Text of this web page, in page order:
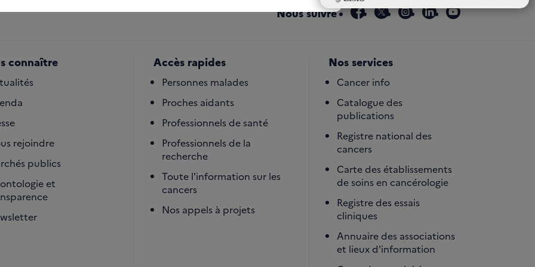
Nous suivre facebook
x instagram
linkedinyoutube
connaître
rejoindre
publics
et
Accès rapides
Personnes malades
Proches aidants
Professionnels de santé
Professionnels de la
recherche
Toute l'information sur les
cancers
Nos appels à projets
Nos services
Cancer info
Catalogue des
publications
Registre national des
cancers
Carte des établissements
de soins en cancérologie
Registre des essais
cliniques
Annuaire des associations
et lieux d'information